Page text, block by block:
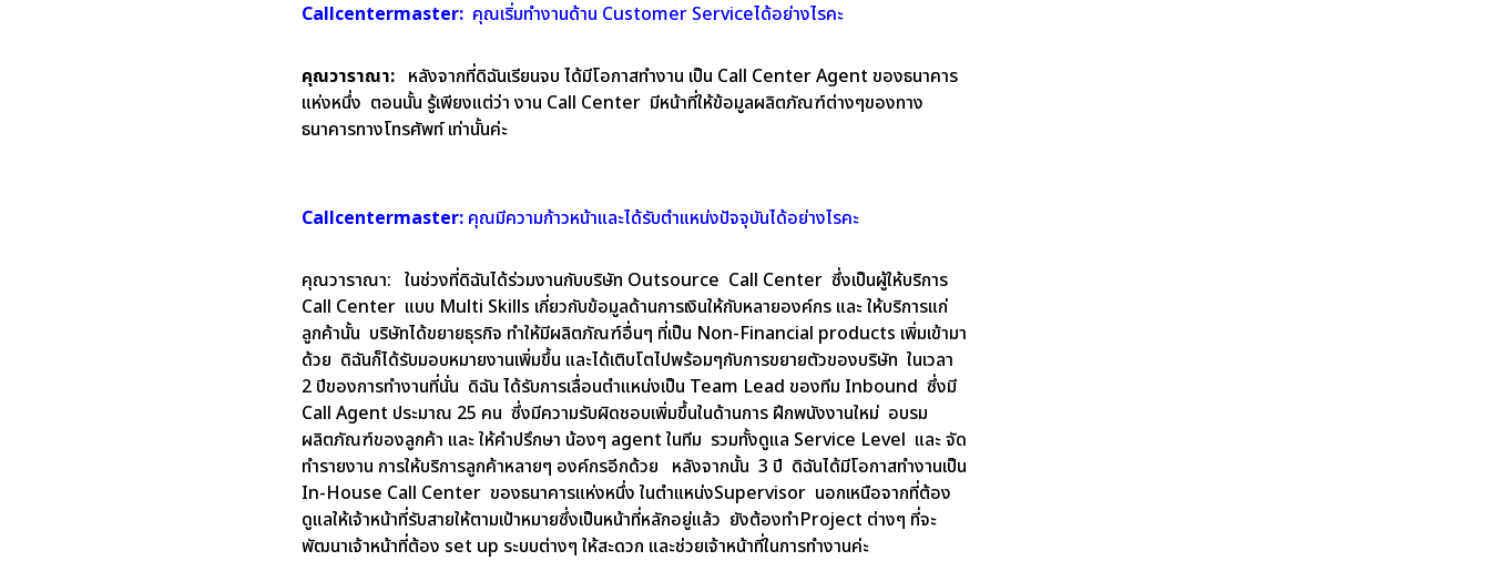
Callcentermaster: คุณเริ่มทำงานด้าน Customer Serviceได้อย่างไรคะ
คุณวาราณา: หลังจากที่ดิฉันเรียนจบ ได้มีโอกาสทำงาน เป็น Call Center Agent ของธนาคาร
แห่งหนึ่ง ตอนนั้น รู้เพียงแต่ว่า งาน Call Center มีหน้าที่ให้ข้อมูลผลิตภัณฑ์ต่างๆของทาง
ธนาคารทางโทรศัพท์ เท่านั้นค่ะ
Callcentermaster: คุณมีความก้าวหน้าและได้รับตำแหน่งปัจจุบันได้อย่างไรคะ
คุณวาราณา: ในช่วงที่ดิฉันได้ร่วมงานกับบริษัท Outsource Call Center ซึ่งเป็นผู้ให้บริการ
Call Center แบบ Multi Skills เกี่ยวกับข้อมูลด้านการเงินให้กับหลายองค์กร และ ให้บริการแก่
ลูกค้านั้น บริษัทได้ขยายธุรกิจ ทำให้มีผลิตภัณฑ์อื่นๆ ที่เป็น Non-Financial products เพิ่มเข้ามา
ด้วย ดิฉันก็ได้รับมอบหมายงานเพิ่มขึ้น และได้เติบโตไปพร้อมๆกับการขยายตัวของบริษัท ในเวลา
2 ปีของการทำงานที่นั่น ดิฉัน ได้รับการเลื่อนตำแหน่งเป็น Team Lead ของทีม Inbound ซึ่งมี
Call Agent ประมาณ 25 คน ซึ่งมีความรับผิดชอบเพิ่มขึ้นในด้านการ ฝึกพนังงานใหม่ อบรม
ผลิตภัณฑ์ของลูกค้า และ ให้คำปรึกษา น้องๆ agent ในทีม รวมทั้งดูแล Service Level และ จัด
ทำรายงาน การให้บริการลูกค้าหลายๆ องค์กรอีกด้วย หลังจากนั้น 3 ปี ดิฉันได้มีโอกาสทำงานเป็น
In-House Call Center ของธนาคารแห่งหนึ่ง ในตำแหน่งSupervisor นอกเหนือจากที่ต้อง
ดูแลให้เจ้าหน้าที่รับสายให้ตามเป้าหมายซึ่งเป็นหน้าที่หลักอยู่แล้ว ยังต้องทำProject ต่างๆ ที่จะ
พัฒนาเจ้าหน้าที่ต้อง set up ระบบต่างๆ ให้สะดวก และช่วยเจ้าหน้าที่ในการทำงานค่ะ